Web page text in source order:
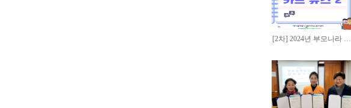
[2차] 2024년 부모나라 …